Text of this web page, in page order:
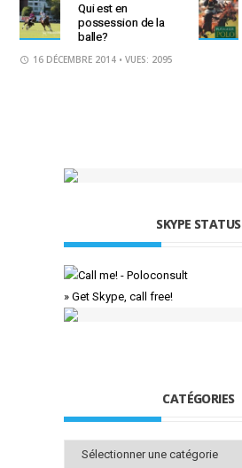
Qui est en
possession de la
balle?
16 DÉCEMBRE 2014 • VUES: 2095
SKYPE STATUS
» Get Skype, call free!
CATÉGORIES
Catégories